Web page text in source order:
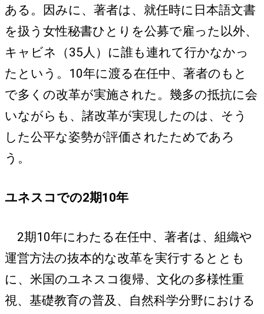
ある。因みに、著者は、就任時に日本語文書
を扱う女性秘書ひとりを公募で雇った以外、
キャビネ（35人）に誰も連れて行かなかっ
たという。10年に渡る在任中、著者のもと
で多くの改革が実施された。幾多の抵抗に会
いながらも、諸改革が実現したのは、そう
した公平な姿勢が評価されたためであろ
う。
ユネスコでの2期10年
2期10年にわたる在任中、著者は、組織や
運営方法の抜本的な改革を実行するととも
に、米国のユネスコ復帰、文化の多様性重
視、基礎教育の普及、自然科学分野における